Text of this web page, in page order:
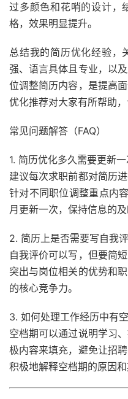
过多颜色和花哨的设计，
格，效果明显提升。
总结我的简历优化经验，
强、语言具体且专业，以
位调整简历内容，是提高
优化推荐对大家有所帮助
常见问题解答（FAQ）
1. 简历优化多久需要更新一
建议每次求职前都对简历
针对不同职位调整重点内
月更新一次，保持信息的及
2. 简历上是否需要写自我评
自我评价可以写，但要简
突出与岗位相关的优势和
的核心竞争力。
3. 如何处理工作经历中有
空档期可以通过说明学习
极内容来填充，避免让招
积极地解释空档期的原因和